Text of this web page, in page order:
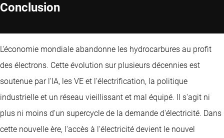
Conclusion
L'économie mondiale abandonne les hydrocarbures au profit
des électrons. Cette évolution sur plusieurs décennies est
soutenue par l'IA, les VE et l'électrification, la politique
industrielle et un réseau vieillissant et mal équipé. Il s'agit ni
plus ni moins d'un supercycle de la demande d'électricité. Dans
cette nouvelle ère, l'accès à l'électricité devient le nouvel